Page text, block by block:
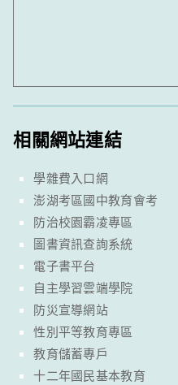
相關網站連結
學雜費入口網
澎湖考區國中教育會考
防治校園霸凌專區
圖書資訊查詢系統
電子書平台
自主學習雲端學院
防災宣導網站
性別平等教育專區
教育儲蓄專戶
十二年國民基本教育